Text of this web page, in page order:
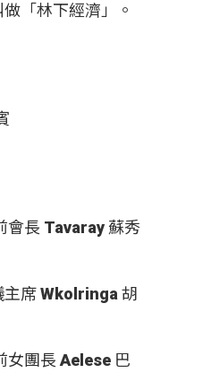
「林下經濟」。
會長 Tavaray 蘇秀
席 Wkolringa 胡
女團長 Aelese 巴